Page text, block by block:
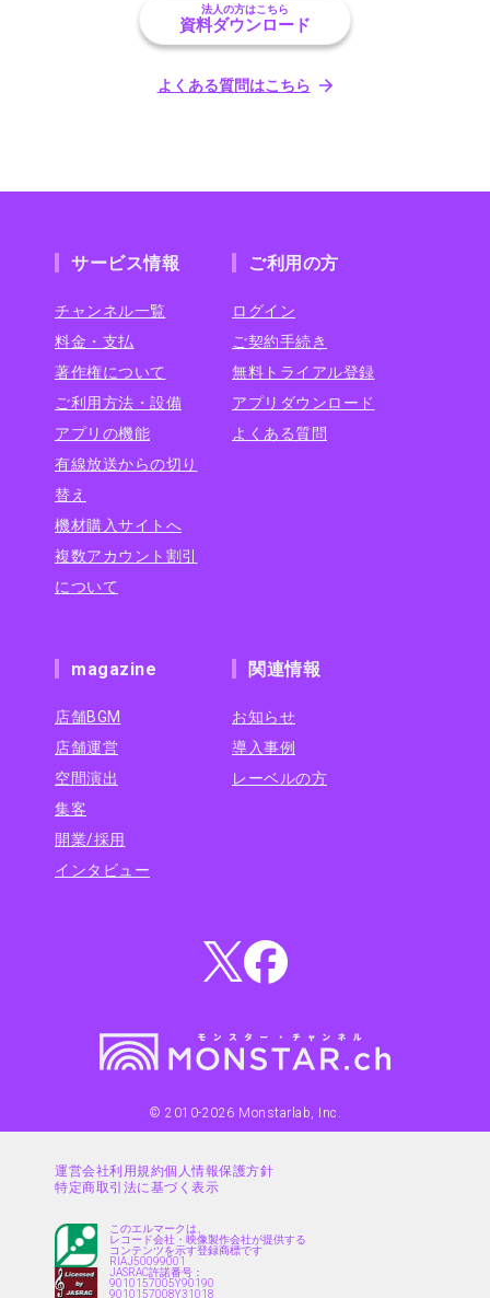
法人の方はこちら
資料ダウンロード
よくある質問はこちら
サービス情報
チャンネル一覧
料金・支払
著作権について
ご利用方法・設備
アプリの機能
有線放送からの切り
替え
機材購入サイトへ
複数アカウント割引
について
ご利用の方
ログイン
ご契約手続き
無料トライアル登録
アプリダウンロード
よくある質問
magazine
店舗BGM
店舗運営
空間演出
集客
開業/採用
インタビュー
関連情報
お知らせ
導入事例
レーベルの方
© 2010-2026 Monstarlab, Inc.
運営会社利用規約個人情報保護方針
特定商取引法に基づく表示
このエルマークは、
レコード会社・映像製作会社が提供する
コンテンツを示す登録商標です
RIAJ50099001
JASRAC許諾番号：
9010157005Y90190
9010157008Y31018